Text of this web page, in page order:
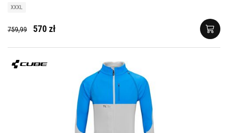
XXXL
759,99 570 zł